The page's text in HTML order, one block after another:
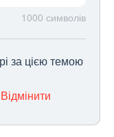
1000 символів
за цією темою
Відмінити